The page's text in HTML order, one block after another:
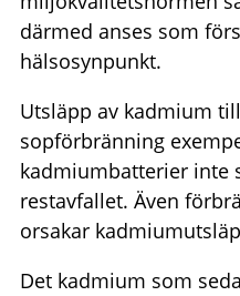
därmed anses som
hälsosynpunkt.
Utsläpp av kadmium
sopförbränning
kadmiumbatterier inte
restavfallet. Även
orsakar
Det kadmium som